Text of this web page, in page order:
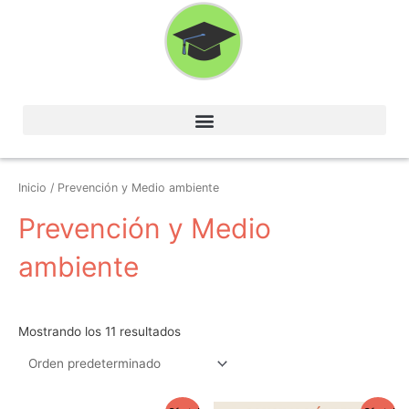
Inicio / Prevención y Medio ambiente
Prevención y Medio
ambiente
Mostrando los 11 resultados